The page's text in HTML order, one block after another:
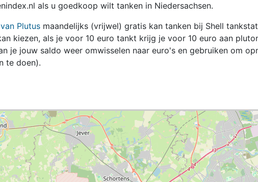
als u goedkoop wilt tanken in Niedersachsen.
Plutus maandelijks (vrijwel) gratis kan tanken bij Shell
kiezen, als je voor 10 euro tankt krijg je voor 10 euro aan
je jouw saldo weer omwisselen naar euro's en gebruiken om
te doen).